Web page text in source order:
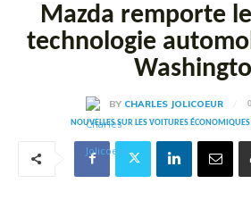
Mazda remporte
technologie
BY CHARLES JOLICOEUR
NOUVELLES SUR LES VOITURES